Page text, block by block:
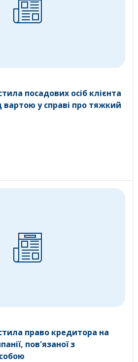
посадових осіб клієнта
вартою у справі про тяжкий
право кредитора на
пов'язаної з